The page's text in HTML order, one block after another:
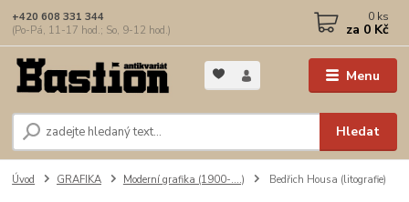
Menu
Hledat
+420 608 331 344
(Po-Pá, 11-17 hod.; So, 9-12 hod.)
0 ks
za 0 Kč
Úvod GRAFIKA Moderní grafika (1900-....) Bedřich Housa (litografie)